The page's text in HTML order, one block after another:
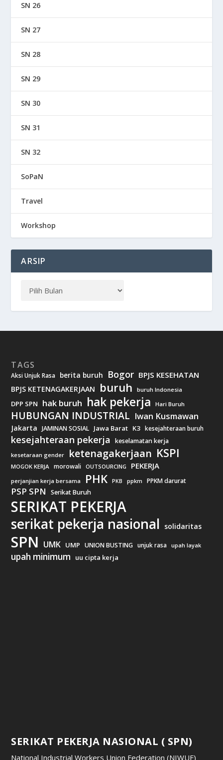
SN 26
SN 27
SN 28
SN 29
SN 30
SN 31
SN 32
SoPaN
Travel
Workshop
ARSIP
TAGS
Aksi Unjuk Rasa berita buruh Bogor BPJS KESEHATAN
BPJS KETENAGAKERJAAN buruh buruh Indonesia
DPP SPN hak buruh hak pekerja Hari Buruh
HUBUNGAN INDUSTRIAL Iwan Kusmawan
Jakarta JAMINAN SOSIAL Jawa Barat K3 kesejahteraan buruh
kesejahteraan pekerja keselamatan kerja
kesetaraan gender ketenagakerjaan KSPI
MOGOK KERJA morowali OUTSOURCING PEKERJA
perjanjian kerja bersama PHK PKB ppkm PPKM darurat
PSP SPN Serikat Buruh
SERIKAT PEKERJA
serikat pekerja nasional solidaritas
SPN UMK UMP UNION BUSTING unjuk rasa upah layak
upah minimum uu cipta kerja
SERIKAT PEKERJA NASIONAL ( SPN)
National Industrial Workers Union Federation (NIWUF)